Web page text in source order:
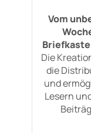
Vom
Die
die
und
Lesern